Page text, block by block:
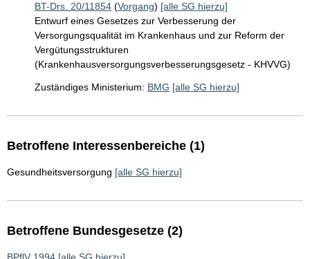
BT-Drs. 20/11854 (Vorgang) [alle SG hierzu]
Entwurf eines Gesetzes zur Verbesserung der
Versorgungsqualität im Krankenhaus und zur Reform der
Vergütungsstrukturen
(Krankenhausversorgungsverbesserungsgesetz - KHVVG)
Zuständiges Ministerium: BMG [alle SG hierzu]
Betroffene Interessenbereiche (1)
Gesundheitsversorgung [alle SG hierzu]
Betroffene Bundesgesetze (2)